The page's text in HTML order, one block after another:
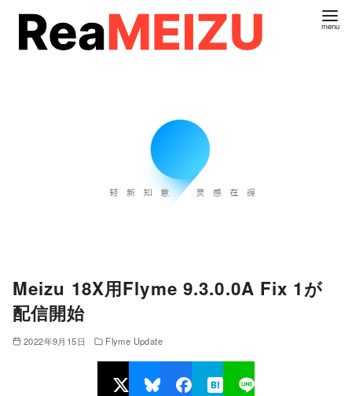
Meizu 18X用Flyme 9.3.0.0A Fix 1が
配信開始
2022年9月15日 Flyme Update